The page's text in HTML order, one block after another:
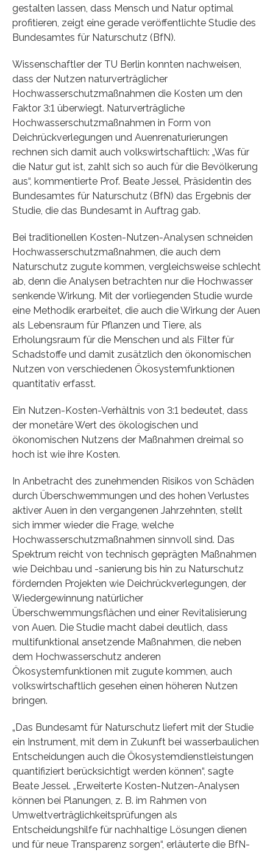
gestalten lassen, dass Mensch und Natur optimal
profitieren, zeigt eine gerade veröffentlichte Studie des
Bundesamtes für Naturschutz (BfN).
Wissenschaftler der TU Berlin konnten nachweisen,
dass der Nutzen naturverträglicher
Hochwasserschutzmaßnahmen die Kosten um den
Faktor 3:1 überwiegt. Naturverträgliche
Hochwasserschutzmaßnahmen in Form von
Deichrückverlegungen und Auenrenaturierungen
rechnen sich damit auch volkswirtschaftlich: „Was für
die Natur gut ist, zahlt sich so auch für die Bevölkerung
aus“, kommentierte Prof. Beate Jessel, Präsidentin des
Bundesamtes für Naturschutz (BfN) das Ergebnis der
Studie, die das Bundesamt in Auftrag gab.
Bei traditionellen Kosten-Nutzen-Analysen schneiden
Hochwasserschutzmaßnahmen, die auch dem
Naturschutz zugute kommen, vergleichsweise schlecht
ab, denn die Analysen betrachten nur die Hochwasser
senkende Wirkung. Mit der vorliegenden Studie wurde
eine Methodik erarbeitet, die auch die Wirkung der Auen
als Lebensraum für Pflanzen und Tiere, als
Erholungsraum für die Menschen und als Filter für
Schadstoffe und damit zusätzlich den ökonomischen
Nutzen von verschiedenen Ökosystemfunktionen
quantitativ erfasst.
Ein Nutzen-Kosten-Verhältnis von 3:1 bedeutet, dass
der monetäre Wert des ökologischen und
ökonomischen Nutzens der Maßnahmen dreimal so
hoch ist wie ihre Kosten.
In Anbetracht des zunehmenden Risikos von Schäden
durch Überschwemmungen und des hohen Verlustes
aktiver Auen in den vergangenen Jahrzehnten, stellt
sich immer wieder die Frage, welche
Hochwasserschutzmaßnahmen sinnvoll sind. Das
Spektrum reicht von technisch geprägten Maßnahmen
wie Deichbau und -sanierung bis hin zu Naturschutz
fördernden Projekten wie Deichrückverlegungen, der
Wiedergewinnung natürlicher
Überschwemmungsflächen und einer Revitalisierung
von Auen. Die Studie macht dabei deutlich, dass
multifunktional ansetzende Maßnahmen, die neben
dem Hochwasserschutz anderen
Ökosystemfunktionen mit zugute kommen, auch
volkswirtschaftlich gesehen einen höheren Nutzen
bringen.
„Das Bundesamt für Naturschutz liefert mit der Studie
ein Instrument, mit dem in Zukunft bei wasserbaulichen
Entscheidungen auch die Ökosystemdienstleistungen
quantifiziert berücksichtigt werden können“, sagte
Beate Jessel. „Erweiterte Kosten-Nutzen-Analysen
können bei Planungen, z. B. im Rahmen von
Umweltverträglichkeitsprüfungen als
Entscheidungshilfe für nachhaltige Lösungen dienen
und für neue Transparenz sorgen“, erläuterte die BfN-